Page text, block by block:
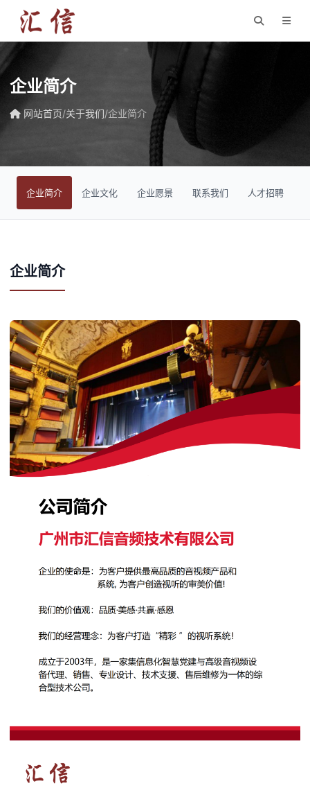
企业简介
网站首页/关于我们/企业简介
企业简介 企业文化 企业愿景 联系我们 人才招聘
企业简介